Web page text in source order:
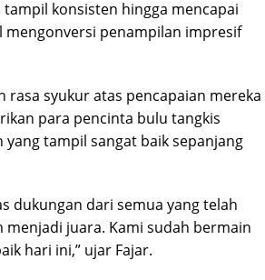
konsisten hingga mencapai
mengonversi penampilan impresif
rasa syukur atas pencapaian mereka
para pencinta bulu tangkis
tampil sangat baik sepanjang
dukungan dari semua yang telah
juara. Kami sudah bermain
hari ini,” ujar Fajar.